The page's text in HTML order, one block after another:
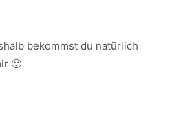
bekommst du natürlich
🙂